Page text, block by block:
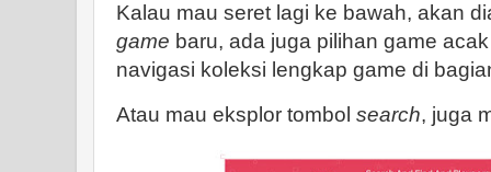
Kalau mau seret lagi ke bawah, akan
game baru, ada juga pilihan game
navigasi koleksi lengkap game di
Atau mau eksplor tombol search, juga